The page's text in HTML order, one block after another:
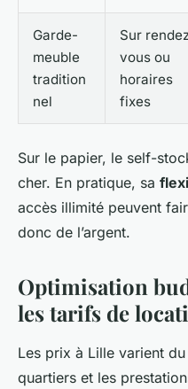
Garde-
meuble
tradition
nel
Sur
vous ou
horaires
fixes
Sur le papier, le self-
cher. En pratique, sa
accès illimité peuvent
donc de l’argent.
Optimisation
les tarifs de
Les prix à Lille varient
quartiers et les